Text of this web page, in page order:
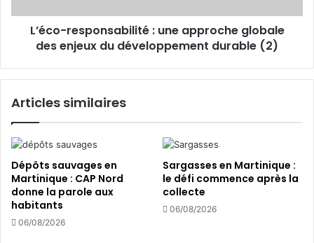
a
s
b
i
t
é
:
u
n
L’éco-responsabilité : une approche globale
des enjeux du développement durable (2)
Articles similaires
Dépôts sauvages en
Martinique : CAP Nord
donne la parole aux
habitants
06/08/2026
Sargasses en Martinique :
le défi commence après la
collecte
06/08/2026